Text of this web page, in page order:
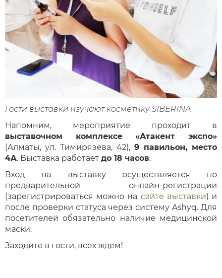
Гости выставки изучают косметику SIBERINA
Напомним, мероприятие проходит в
выставочном комплексе «Атакент экспо»
(Алматы, ул. Тимирязева, 42), 9 павильон, место
4А. Выставка работает до 18 часов.
Вход на выставку осуществляется по
предварительной онлайн-регистрации
(зарегистрироваться можно на сайте выставки) и
после проверки статуса через систему Ashyq. Для
посетителей обязательно наличие медицинской
маски.
Заходите в гости, всех ждем!